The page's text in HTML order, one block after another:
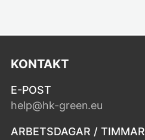
KONTAKT
E-POST
help@hk-green.eu
ARBETSDAGAR / TIMMAR